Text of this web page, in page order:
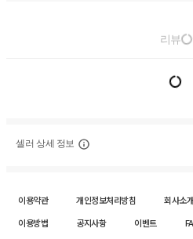
리뷰
셀러 상세 정보
이용약관 개인정보처리방침 회사소개
이용방법
공지사항 이벤트